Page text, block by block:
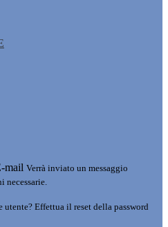
mail Verrà inviato un messaggio
necessarie.
utente? Effettua il reset della password